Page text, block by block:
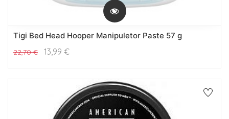
Tigi Bed Head Hooper Manipuletor Paste 57 g
22,70€ 13,99 €